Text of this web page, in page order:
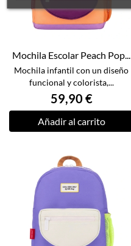
Mochila Escolar Peach Pop...
Mochila infantil con un diseño
funcional y colorista,...
59,90 €
Añadir al carrito